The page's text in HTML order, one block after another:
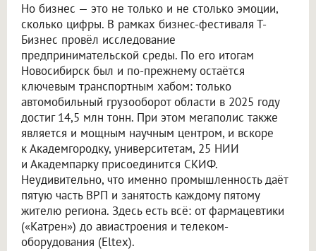
Но бизнес — это не только и не столько эмоции,
сколько цифры. В рамках бизнес-фестиваля Т-
Бизнес провёл исследование
предпринимательской среды. По его итогам
Новосибирск был и по-прежнему остаётся
ключевым транспортным хабом: только
автомобильный грузооборот области в 2025 году
достиг 14,5 млн тонн. При этом мегаполис также
является и мощным научным центром, и вскоре
к Академгородку, университетам, 25 НИИ
и Академпарку присоединится СКИФ.
Неудивительно, что именно промышленность даёт
пятую часть ВРП и занятость каждому пятому
жителю региона. Здесь есть всё: от фармацевтики
(«Катрен») до авиастроения и телеком-
оборудования (Eltex).